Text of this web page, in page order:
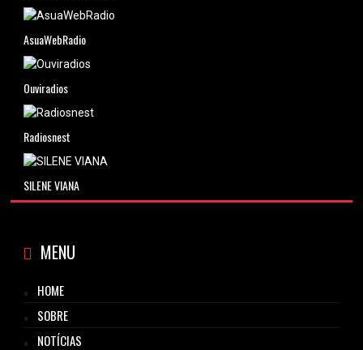
AsuaWebRadio
Ouviradios
Radiosnest
SILENE VIANA
MENU
HOME
SOBRE
NOTÍCIAS